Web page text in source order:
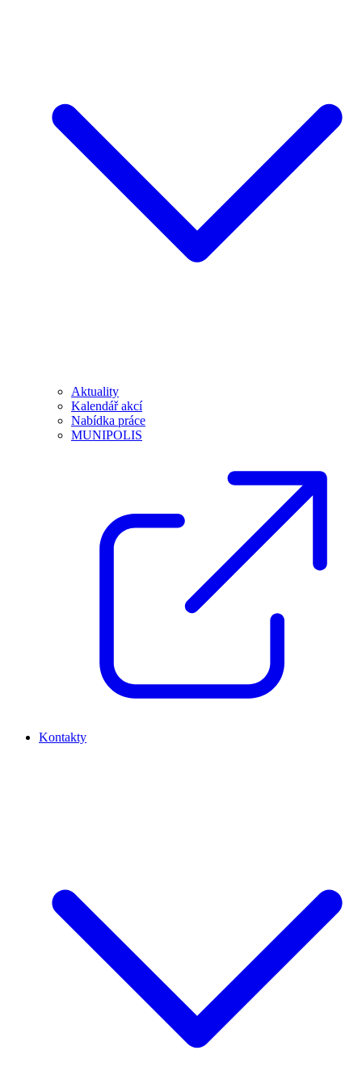
Aktuality
Kalendář akcí
Nabídka práce
MUNIPOLIS
Kontakty